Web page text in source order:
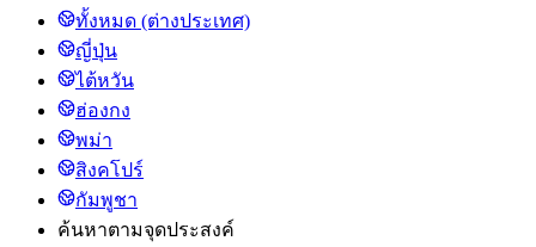
ทั้งหมด (ต่างประเทศ)
ญี่ปุ่น
ไต้หวัน
ฮ่องกง
พม่า
สิงคโปร์
กัมพูชา
ค้นหาตามจุดประสงค์